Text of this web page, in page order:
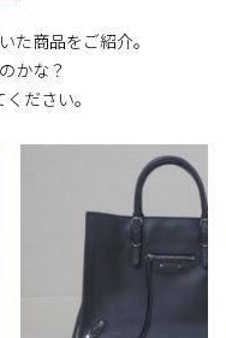
た商品をご紹介。
かな？
ださい。